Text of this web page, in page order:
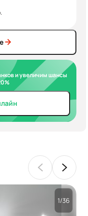
и увеличим шансы
1/36